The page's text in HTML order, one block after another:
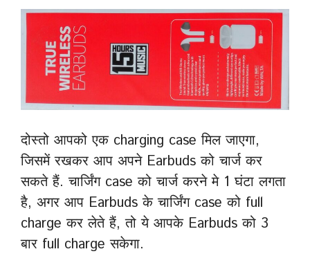
दोस्तो आपको एक charging case मिल जाएगा,
जिसमें रखकर आप अपने Earbuds को चार्ज कर
सकते हैं. चार्जिंग case को चार्ज करने मे 1 घंटा लगता
है, अगर आप Earbuds के चार्जिंग case को full
charge कर लेते हैं, तो ये आपके Earbuds को 3
बार full charge सकेगा.